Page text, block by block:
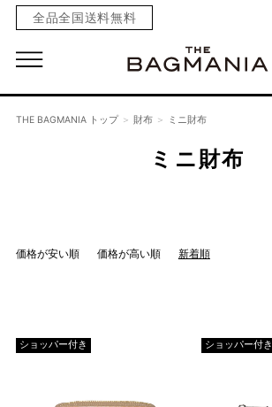
全品全国送料無料
THE BAGMANIA トップ 財布 ミニ財布
ミニ財布
価格が安い順 価格が高い順 新着順
ショッパー付き ショッパー付き